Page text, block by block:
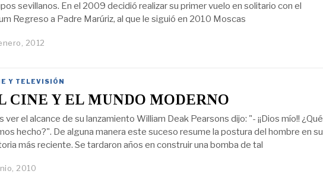
sevillanos. En el 2009 decidió realizar su primer vuelo en solitario con el
Regreso a Padre Marúriz, al que le siguió en 2010 Moscas
2012
Y TELEVISIÓN
CINE Y EL MUNDO MODERNO
ver el alcance de su lanzamiento William Deak Pearsons dijo: "- ¡¡Dios mío!! ¿Qué
hecho?". De alguna manera este suceso resume la postura del hombre en su
más reciente. Se tardaron años en construir una bomba de tal
2010